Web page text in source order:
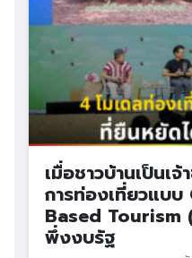
เมื่อชาวบ้านเป็นเ
การท่องเที่ยวแบ
Based Tourism
พึ่งงบรัฐ